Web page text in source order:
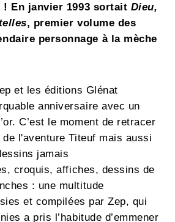
! En janvier 1993 sortait Dieu,
, premier volume des
personnage à la mèche
et les éditions Glénat
anniversaire avec un
C’est le moment de retracer
l'aventure Titeuf mais aussi
jamais
croquis, affiches, dessins de
: une multitude
et compilées par Zep, qui
a pris l’habitude d’emmener